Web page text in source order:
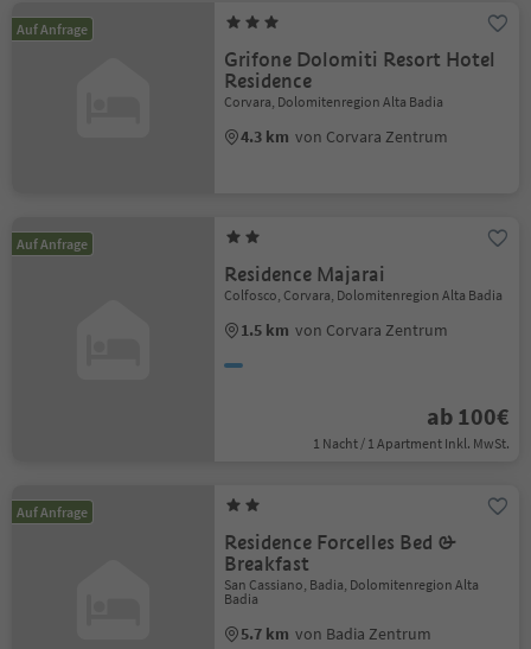
Auf Anfrage
Grifone Dolomiti Resort Hotel
Residence
Corvara, Dolomitenregion Alta Badia
4.3 km von Corvara Zentrum
Auf Anfrage
Residence Majarai
Colfosco, Corvara, Dolomitenregion Alta Badia
1.5 km von Corvara Zentrum
ab 100€
1 Nacht / 1 Apartment Inkl. MwSt.
Auf Anfrage
Residence Forcelles Bed &
Breakfast
San Cassiano, Badia, Dolomitenregion Alta
Badia
5.7 km von Badia Zentrum